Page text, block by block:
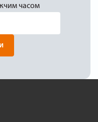
часом